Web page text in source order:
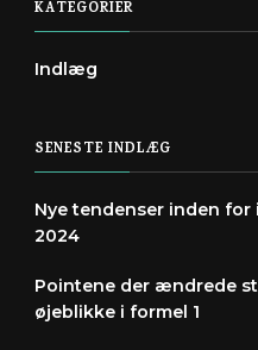
KATEGORIER
Indlæg
SENESTE INDLÆG
Nye tendenser inden
2024
Pointene der ændrede
øjeblikke i formel 1